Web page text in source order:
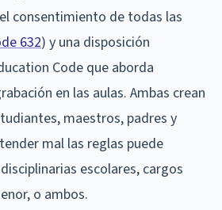
consentimiento de todas las
632) y una disposición
Code que aborda
en las aulas. Ambas crean
maestros, padres y
mal las reglas puede
escolares, cargos
o ambos.